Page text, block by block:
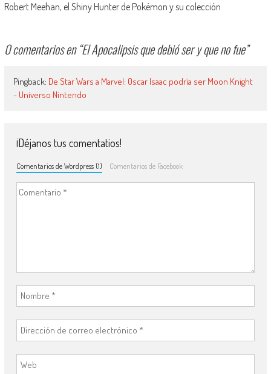
Robert Meehan, el Shiny Hunter de Pokémon y su colección
0 comentarios en “El Apocalipsis que debió ser y que no fue”
Pingback: De Star Wars a Marvel: Oscar Isaac podría ser Moon Knight
- Universo Nintendo
¡Déjanos tus comentatios!
Comentarios de Wordpress (1) Comentarios de Facebook